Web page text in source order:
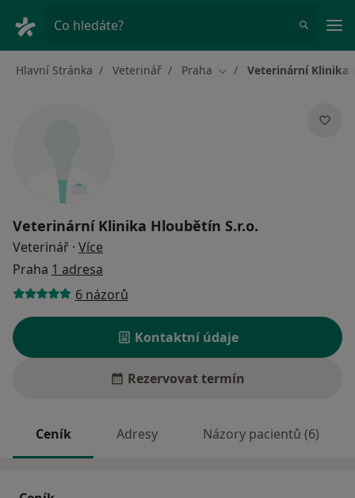
Co hledáte?
Hlavní Stránka Veterinář Praha Změna města
Veterinární Klinika
Veterinární Klinika Hloubětín S.r.o.
Veterinář · Více
Praha 1 adresa
6 názorů
Kontaktní údaje
Rezervovat termín
Ceník Adresy Názory pacientů (6)